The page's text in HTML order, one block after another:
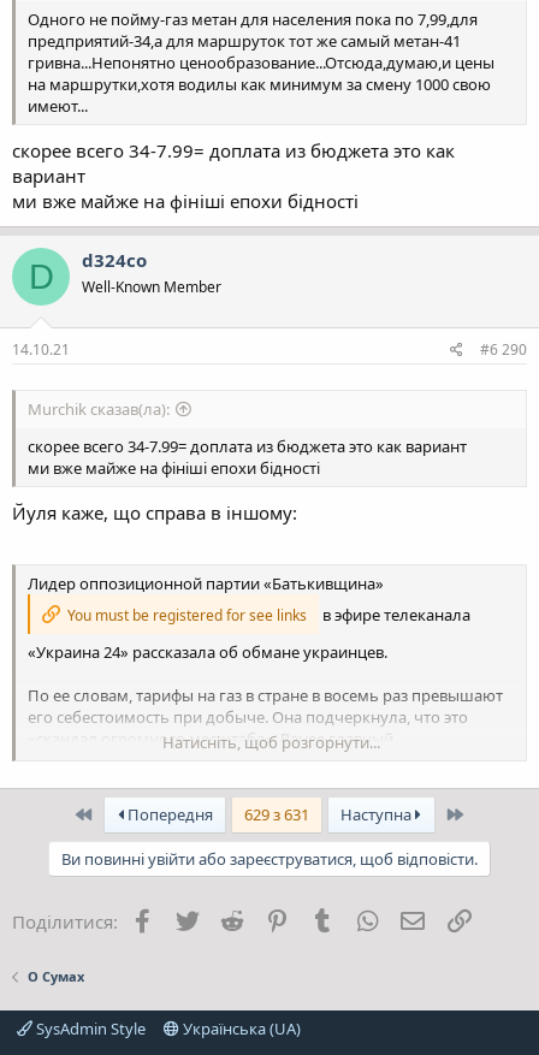
Одного не пойму-газ метан для населения пока по 7,99,для
предприятий-34,а для маршруток тот же самый метан-41
гривна...Непонятно ценообразование...Отсюда,думаю,и цены
на маршрутки,хотя водилы как минимум за смену 1000 свою
имеют...
скорее всего 34-7.99= доплата из бюджета это как
вариант
ми вже майже на фініші епохи бідності
D d324co
Well-Known Member
14.10.21 #6 290
Murchik сказав(ла):
скорее всего 34-7.99= доплата из бюджета это как вариант
ми вже майже на фініші епохи бідності
Йуля каже, що справа в іншому:
Лидер оппозиционной партии «Батькивщина»
You must be registered for see links
в эфире телеканала
«Украина 24» рассказала об обмане украинцев.
По ее словам, тарифы на газ в стране в восемь раз превышают
его себестоимость при добыче. Она подчеркнула, что это
«скандал огромного масштаба». Ранее главный
You must be registered for see links Отто Ватерландер перед
своей отставкой рассказал, что себестоимость добычи газа на
Украине составляет одну гривну за кубический метр
Натисніть, щоб розгорнути...
ПершийПопередня 629 з 631 Наступна Останній
Ви повинні увійти або зареєструватися, щоб відповісти.
Поділитися: Facebook
Twitter Reddit PinterestTumblrWhatsApp
E-mail
О Сумах
SysAdmin Style
Українська (UA)